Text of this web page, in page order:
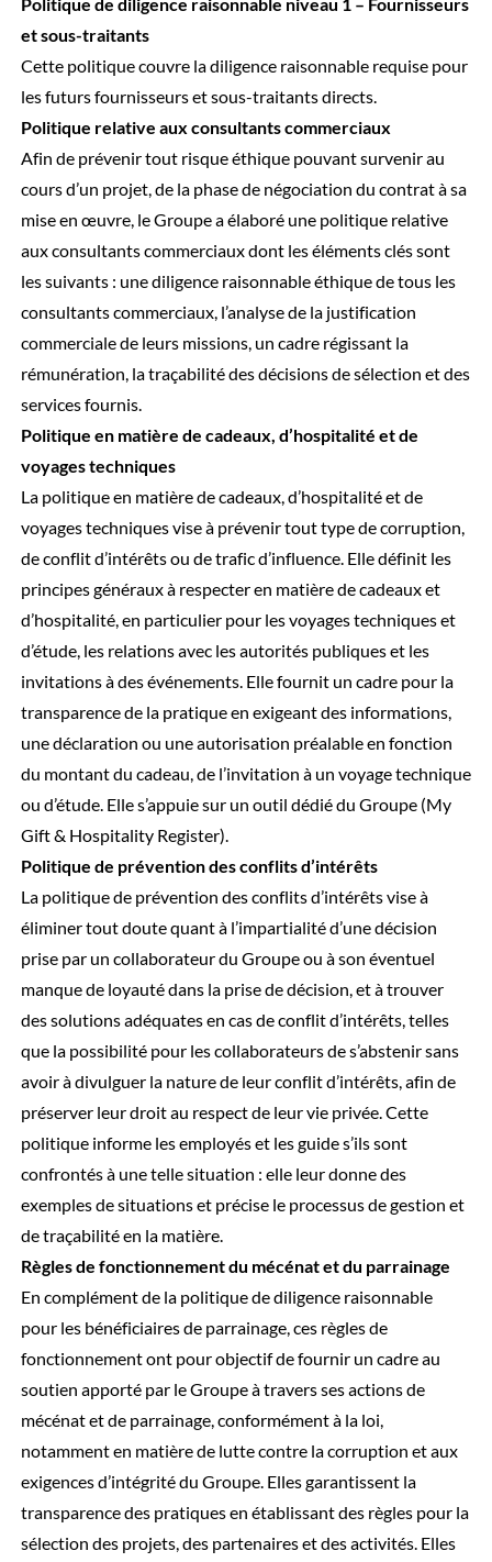
et sous-traitants
Cette politique couvre la diligence raisonnable requise pour
les futurs fournisseurs et sous-traitants directs.
Politique relative aux consultants commerciaux
Afin de prévenir tout risque éthique pouvant survenir au
cours d’un projet, de la phase de négociation du contrat à sa
mise en œuvre, le Groupe a élaboré une politique relative
aux consultants commerciaux dont les éléments clés sont
les suivants : une diligence raisonnable éthique de tous les
consultants commerciaux, l’analyse de la justification
commerciale de leurs missions, un cadre régissant la
rémunération, la traçabilité des décisions de sélection et des
services fournis.
Politique en matière de cadeaux, d’hospitalité et de
voyages techniques
La politique en matière de cadeaux, d’hospitalité et de
voyages techniques vise à prévenir tout type de corruption,
de conflit d’intérêts ou de trafic d’influence. Elle définit les
principes généraux à respecter en matière de cadeaux et
d’hospitalité, en particulier pour les voyages techniques et
d’étude, les relations avec les autorités publiques et les
invitations à des événements. Elle fournit un cadre pour la
transparence de la pratique en exigeant des informations,
une déclaration ou une autorisation préalable en fonction
du montant du cadeau, de l’invitation à un voyage technique
ou d’étude. Elle s’appuie sur un outil dédié du Groupe (My
Gift & Hospitality Register).
Politique de prévention des conflits d’intérêts
La politique de prévention des conflits d’intérêts vise à
éliminer tout doute quant à l’impartialité d’une décision
prise par un collaborateur du Groupe ou à son éventuel
manque de loyauté dans la prise de décision, et à trouver
des solutions adéquates en cas de conflit d’intérêts, telles
que la possibilité pour les collaborateurs de s’abstenir sans
avoir à divulguer la nature de leur conflit d’intérêts, afin de
préserver leur droit au respect de leur vie privée. Cette
politique informe les employés et les guide s’ils sont
confrontés à une telle situation : elle leur donne des
exemples de situations et précise le processus de gestion et
de traçabilité en la matière.
Règles de fonctionnement du mécénat et du parrainage
En complément de la politique de diligence raisonnable
pour les bénéficiaires de parrainage, ces règles de
fonctionnement ont pour objectif de fournir un cadre au
soutien apporté par le Groupe à travers ses actions de
mécénat et de parrainage, conformément à la loi,
notamment en matière de lutte contre la corruption et aux
exigences d’intégrité du Groupe. Elles garantissent la
transparence des pratiques en établissant des règles pour la
sélection des projets, des partenaires et des activités. Elles